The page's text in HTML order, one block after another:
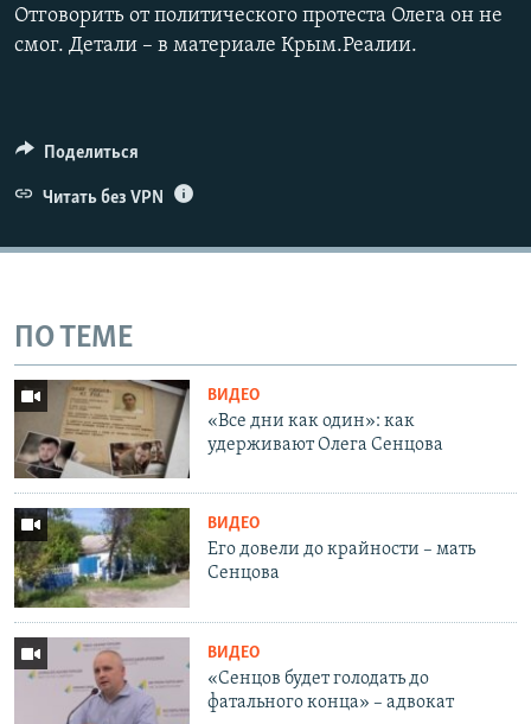
Отговорить от политического протеста Олега он не
смог. Детали – в материале Крым.Реалии.
Поделиться
Читать без VPN
ПО ТЕМЕ
ВИДЕО
«Все дни как один»: как
удерживают Олега Сенцова
ВИДЕО
Его довели до крайности – мать
Сенцова
ВИДЕО
«Сенцов будет голодать до
фатального конца» – адвокат